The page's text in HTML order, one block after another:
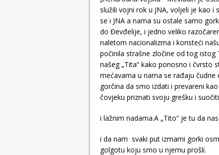
služili vojni rok u JNA, voljeli je kao i
se i JNA a nama su ostale samo
do Đevđelije, i jedno veliko
naletom nacionalizma i koristeći
počinila strašne zločine od tog
našeg „Tita“ kako ponosno i čvrsto
mećavama u nama se rađaju
gorčina da smo izdati i prevareni
čovjeku priznati svoju grešku i
i lažnim nadama.A „Tito“ je tu da
i da nam svaki put izmami gorki
golgotu koju smo u njemu prošli.